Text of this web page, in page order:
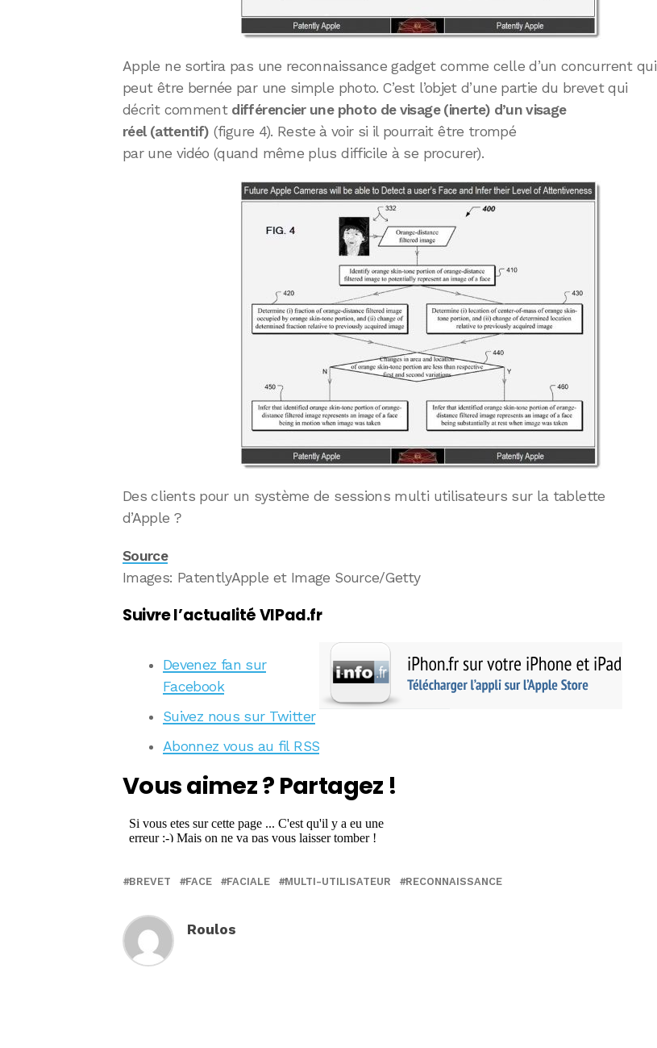
Apple ne sortira pas une reconnaissance gadget comme celle d’un concurrent qui
peut être bernée par une simple photo. C’est l’objet d’une partie du brevet qui
décrit comment différencier une photo de visage (inerte) d’un visage
réel (attentif) (figure 4). Reste à voir si il pourrait être trompé
par une vidéo (quand même plus difficile à se procurer).
Des clients pour un système de sessions multi utilisateurs sur la tablette
d’Apple ?
Source
Images: PatentlyApple et Image Source/Getty
Suivre l’actualité VIPad.fr
Devenez fan sur
Facebook
Suivez nous sur Twitter
Abonnez vous au fil RSS
Vous aimez ? Partagez !
BREVET FACE FACIALE MULTI-UTILISATEUR RECONNAISSANCE
Roulos